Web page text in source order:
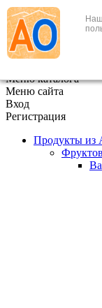
+7 (495) 646-888-1
В корзине 0
Меню каталога
Меню сайта
Вход
Регистрация
Продукты из